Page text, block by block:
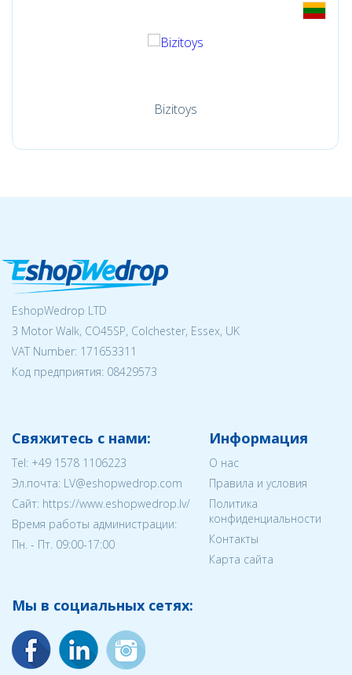
Bizitoys
EshopWedrop LTD
3 Motor Walk, CO45SP, Colchester, Essex, UK
VAT Number: 171653311
Код предприятия: 08429573
Свяжитесь с нами:
Tel: +49 1578 1106223
Эл.почта: LV@eshopwedrop.com
Cайт: https://www.eshopwedrop.lv/
Время работы администрации:
Пн. - Пт. 09:00-17:00
Информация
О нас
Правила и условия
Политика
конфиденциальности
Контакты
Карта сайта
Мы в социальных сетях: